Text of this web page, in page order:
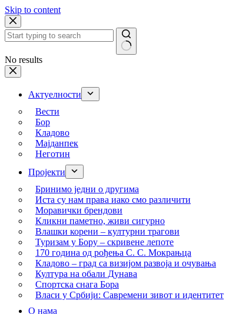
Skip to content
No results
Актуелности
Вести
Бор
Кладово
Мајданпек
Неготин
Пројекти
Бринимо једни о другима
Иста су нам права иако смо различити
Моравички брендови
Кликни паметно, живи сигурно
Влашки корени – културни трагови
Туризам у Бору – скривене лепоте
170 година од рођења С. С. Мокрањца
Кладово – град са визијом развоја и очувања
Култура на обали Дунава
Спортска снага Бора
Власи у Србији: Савремени зивот и идентитет
О нама